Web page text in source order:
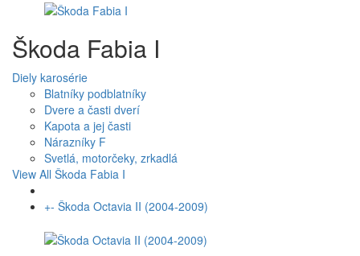
Škoda Fabia I
Diely karosérie
Blatníky podblatníky
Dvere a časti dverí
Kapota a jej časti
Nárazníky F
Svetlá, motorčeky, zrkadlá
View All Škoda Fabia I
+- Škoda Octavia II (2004-2009)